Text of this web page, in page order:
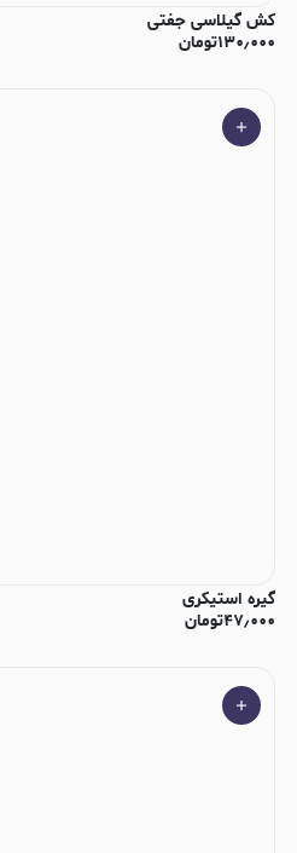
کش گیلاسی جفتی
۱۳۰٫۰۰۰تومان
گیره استیکری
۴۷٫۰۰۰تومان